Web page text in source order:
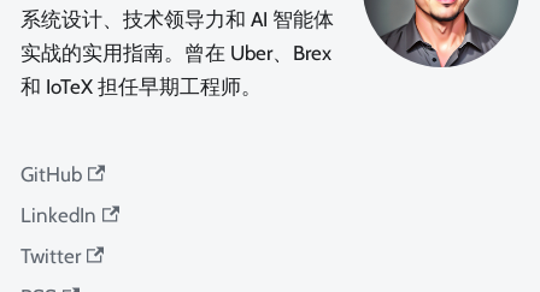
系统设计、技术领导力和 AI 智能体
实战的实用指南。曾在 Uber、Brex
和 IoTeX 担任早期工程师。
GitHub
LinkedIn
Twitter